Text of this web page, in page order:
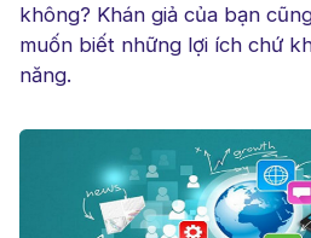
không? Khán giả của bạn
muốn biết những lợi ích chứ
năng.